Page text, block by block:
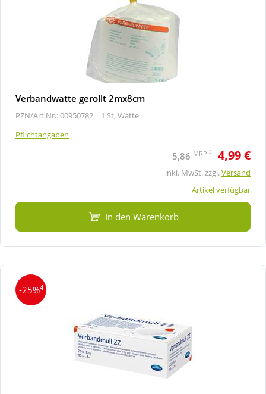
Verbandwatte gerollt 2mx8cm
PZN/Art.Nr.: 00950782 | 1 St, Watte
Pflichtangaben
5,86 MRP 2 4,99 €
inkl. MwSt. zzgl.Versand
Artikel verfügbar
In den Warenkorb
-25%4